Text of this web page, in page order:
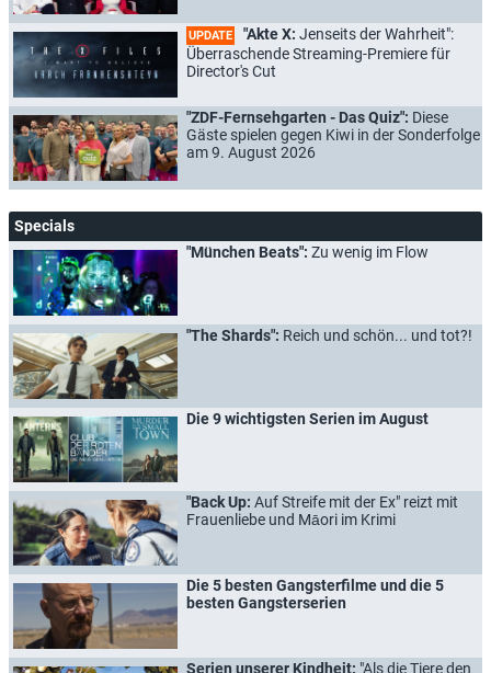
UPDATE "Akte X: Jenseits der Wahrheit":
Überraschende Streaming-Premiere für
Director's Cut
"ZDF-Fernsehgarten - Das Quiz": Diese
Gäste spielen gegen Kiwi in der Sonderfolge
am 9. August 2026
Specials
"München Beats": Zu wenig im Flow
"The Shards": Reich und schön... und tot?!
Die 9 wichtigsten Serien im August
"Back Up: Auf Streife mit der Ex" reizt mit
Frauenliebe und Māori im Krimi
Die 5 besten Gangsterfilme und die 5
besten Gangsterserien
Serien unserer Kindheit: "Als die Tiere den